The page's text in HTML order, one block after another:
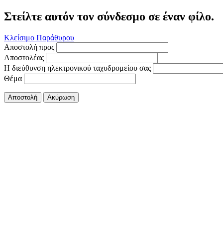
Στείλτε αυτόν τον σύνδεσμο σε έναν φίλο.
Κλείσιμο Παράθυρου
Αποστολή προς
Αποστολέας
Η διεύθυνση ηλεκτρονικού ταχυδρομείου σας
Θέμα
Αποστολή Ακύρωση